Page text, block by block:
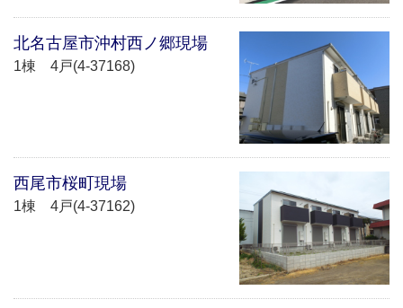
北名古屋市沖村西ノ郷現場
1棟 4戸(4-37168)
西尾市桜町現場
1棟 4戸(4-37162)